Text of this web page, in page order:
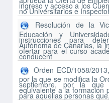
ingreso y acceso a los
no Universitarios e
Resolución de la
Educación y
instrucciones para
Autónoma de Canarias, la
ofertar para el curso
conducent
Orden ECD/1058/
por la que se modifica la
septiembre, por la que
equivalente a la formación
para aquellas personas